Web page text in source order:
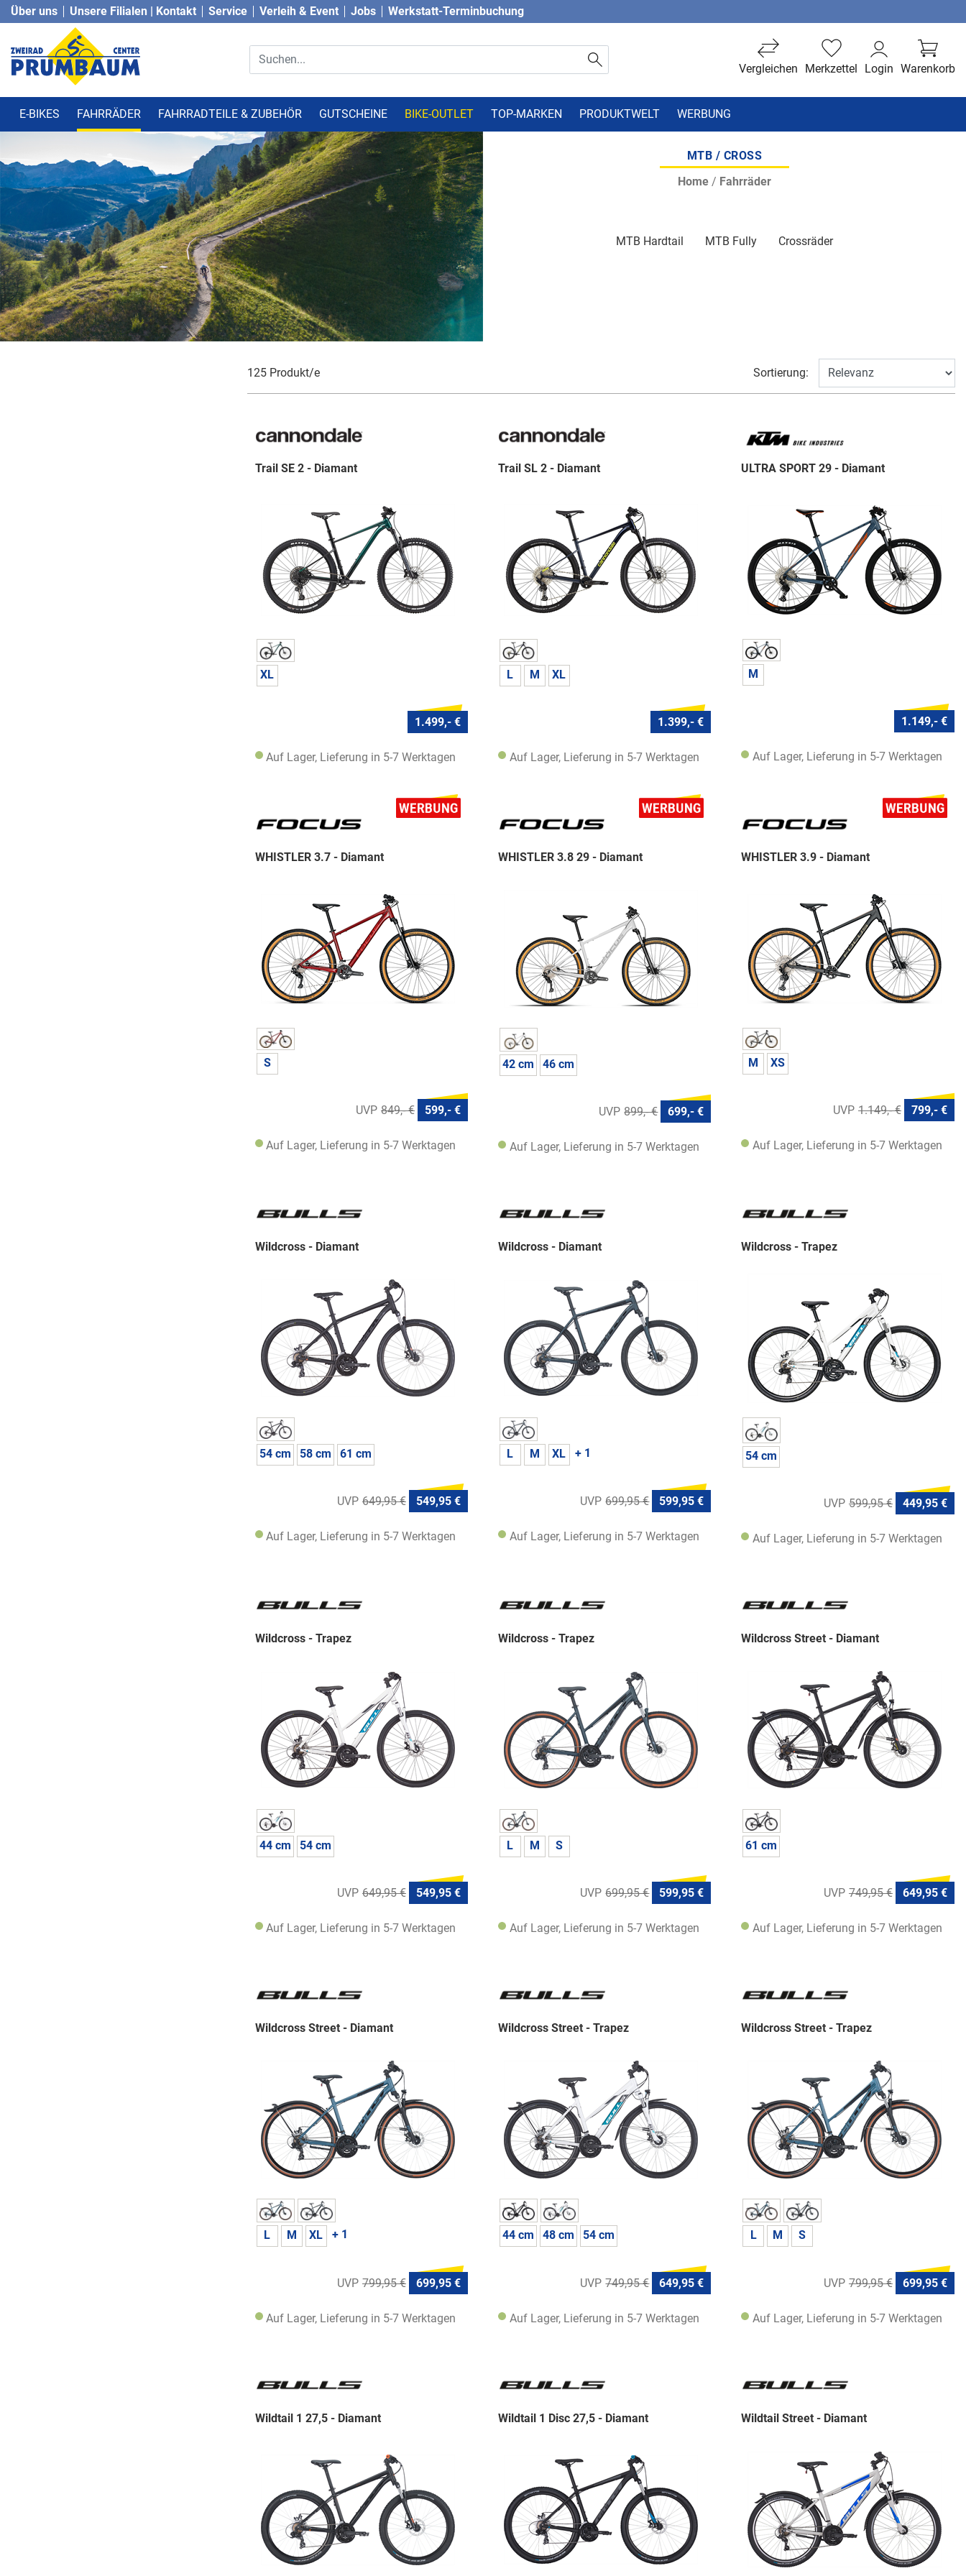
Über uns Unsere Filialen | Kontakt Service Verleih & Event Jobs Werkstatt-Terminbuchung
Warenkorb
Login
Merkzettel
Vergleichen
E-BIKES FAHRRÄDER FAHRRADTEILE & ZUBEHÖR GUTSCHEINE BIKE-OUTLET TOP-MARKEN PRODUKTWELT WERBUNG
MTB / CROSS
Home / Fahrräder
MTB Hardtail MTB Fully Crossräder
125 Produkt/e Sortierung:
Trail SE 2 - Diamant
XL
1.499,- €
Auf Lager, Lieferung in 5-7 Werktagen
Trail SL 2 - Diamant
L M XL
1.399,- €
Auf Lager, Lieferung in 5-7 Werktagen
ULTRA SPORT 29 - Diamant
M
1.149,- €
Auf Lager, Lieferung in 5-7 Werktagen
WHISTLER 3.7 - Diamant
S
849,- € 599,- €
Auf Lager, Lieferung in 5-7 Werktagen
WHISTLER 3.8 29 - Diamant
42 cm 46 cm
899,- € 699,- €
Auf Lager, Lieferung in 5-7 Werktagen
WHISTLER 3.9 - Diamant
M XS
1.149,- € 799,- €
Auf Lager, Lieferung in 5-7 Werktagen
Wildcross - Diamant
54 cm 58 cm 61 cm
649,95 € 549,95 €
Auf Lager, Lieferung in 5-7 Werktagen
Wildcross - Diamant
L M XL + 1
699,95 € 599,95 €
Auf Lager, Lieferung in 5-7 Werktagen
Wildcross - Trapez
54 cm
599,95 € 449,95 €
Auf Lager, Lieferung in 5-7 Werktagen
Wildcross - Trapez
44 cm 54 cm
649,95 € 549,95 €
Auf Lager, Lieferung in 5-7 Werktagen
Wildcross - Trapez
L M S
699,95 € 599,95 €
Auf Lager, Lieferung in 5-7 Werktagen
Wildcross Street - Diamant
61 cm
749,95 € 649,95 €
Auf Lager, Lieferung in 5-7 Werktagen
Wildcross Street - Diamant
L M XL + 1
799,95 € 699,95 €
Auf Lager, Lieferung in 5-7 Werktagen
Wildcross Street - Trapez
44 cm 48 cm 54 cm
749,95 € 649,95 €
Auf Lager, Lieferung in 5-7 Werktagen
Wildcross Street - Trapez
L M S
799,95 € 699,95 €
Auf Lager, Lieferung in 5-7 Werktagen
Wildtail 1 27,5 - Diamant Wildtail 1 Disc 27,5 - Diamant Wildtail Street - Diamant